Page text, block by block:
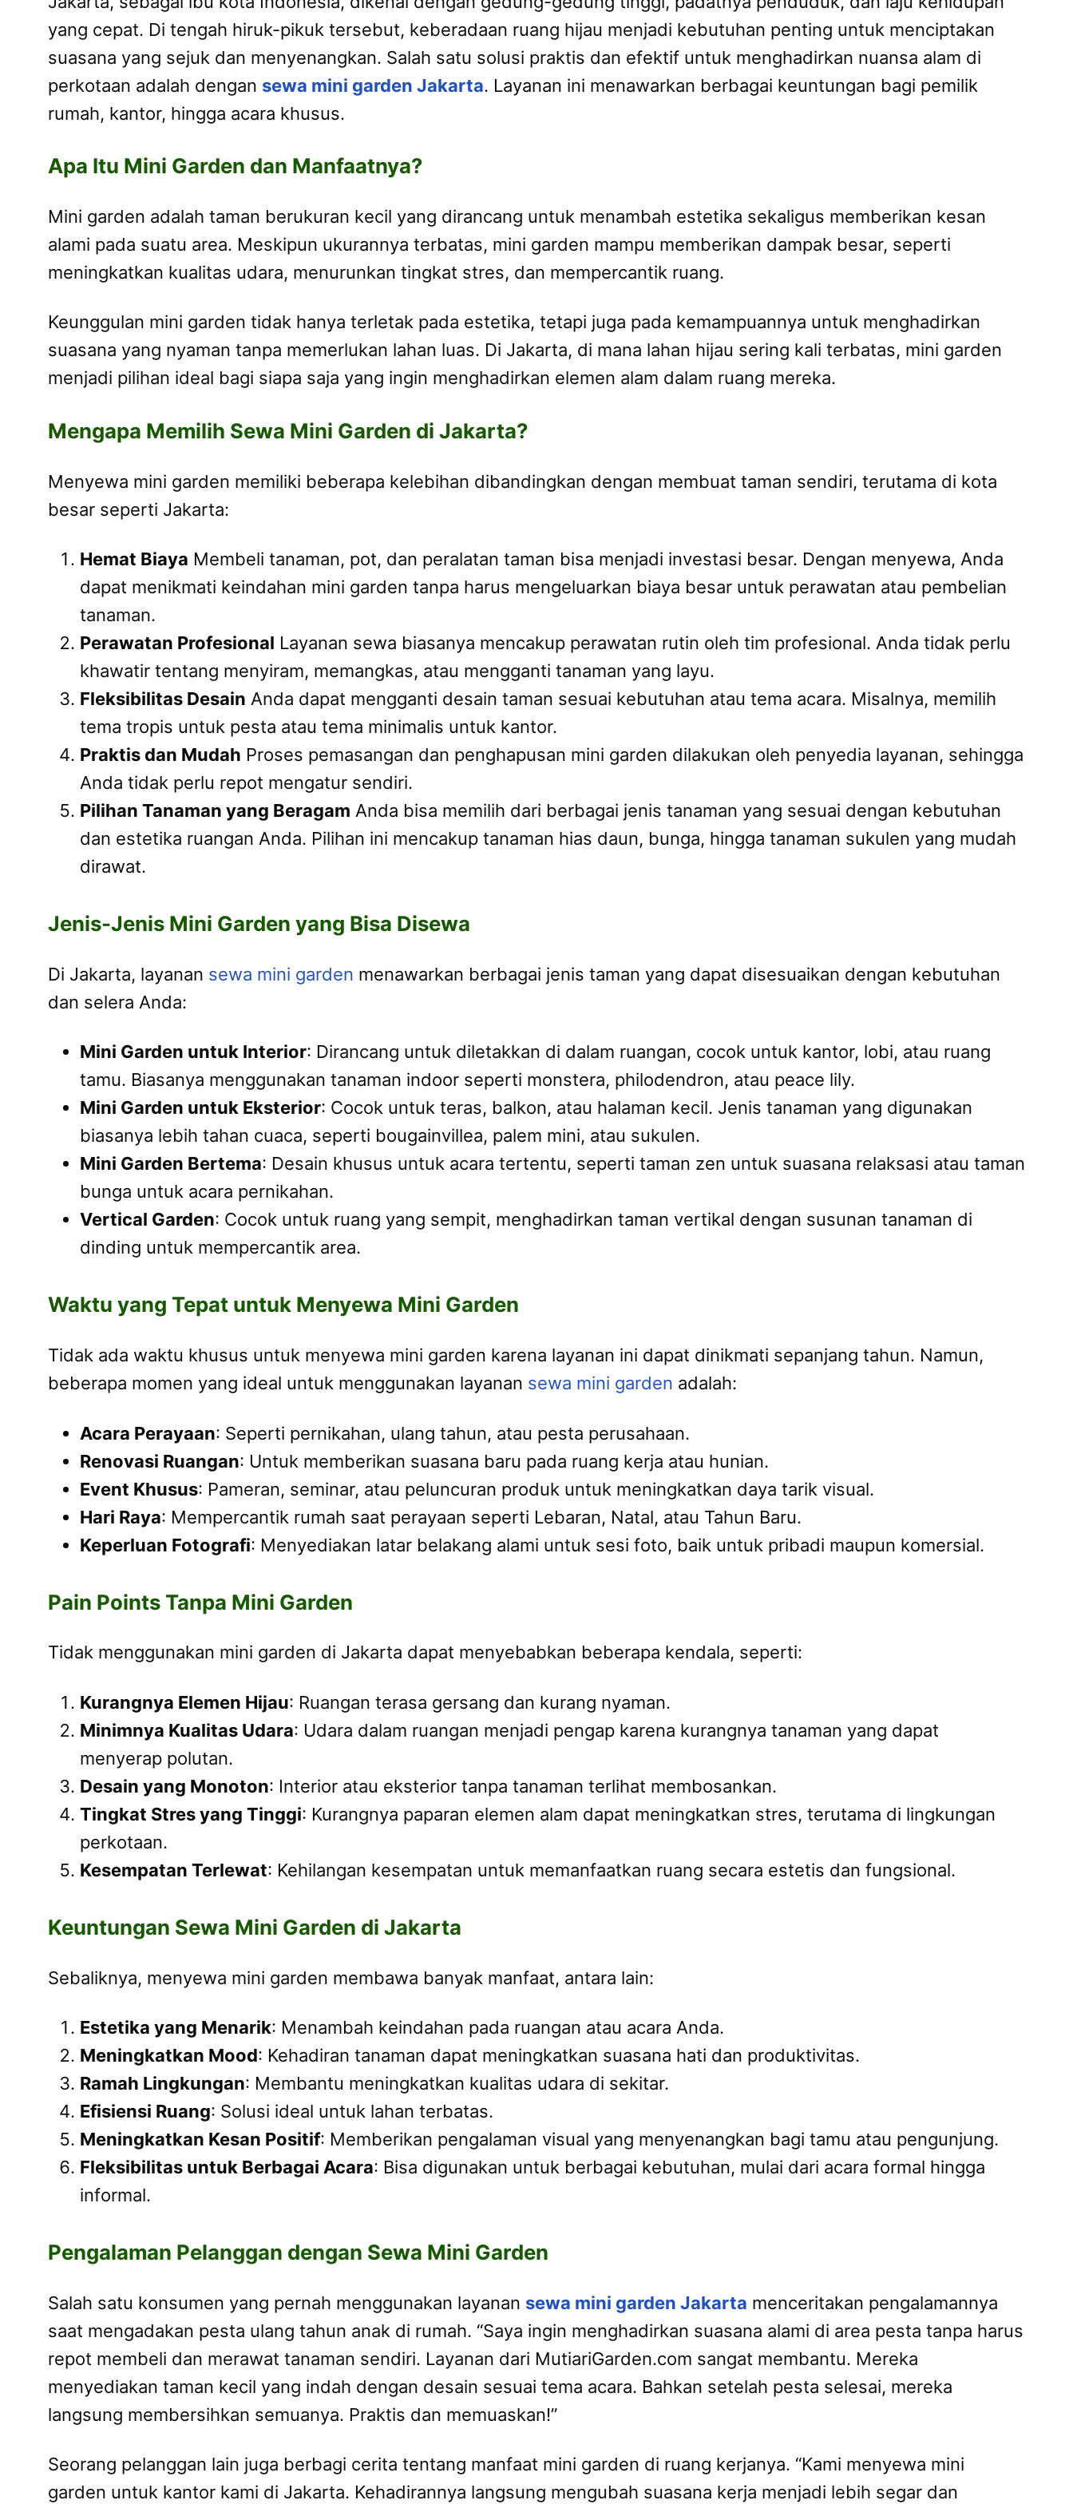
yang cepat. Di tengah hiruk-pikuk tersebut, keberadaan ruang hijau menjadi kebutuhan penting untuk menciptakan
suasana yang sejuk dan menyenangkan. Salah satu solusi praktis dan efektif untuk menghadirkan nuansa alam di
perkotaan adalah dengan sewa mini garden Jakarta. Layanan ini menawarkan berbagai keuntungan bagi pemilik
rumah, kantor, hingga acara khusus.
Apa Itu Mini Garden dan Manfaatnya?
Mini garden adalah taman berukuran kecil yang dirancang untuk menambah estetika sekaligus memberikan kesan
alami pada suatu area. Meskipun ukurannya terbatas, mini garden mampu memberikan dampak besar, seperti
meningkatkan kualitas udara, menurunkan tingkat stres, dan mempercantik ruang.
Keunggulan mini garden tidak hanya terletak pada estetika, tetapi juga pada kemampuannya untuk menghadirkan
suasana yang nyaman tanpa memerlukan lahan luas. Di Jakarta, di mana lahan hijau sering kali terbatas, mini garden
menjadi pilihan ideal bagi siapa saja yang ingin menghadirkan elemen alam dalam ruang mereka.
Mengapa Memilih Sewa Mini Garden di Jakarta?
Menyewa mini garden memiliki beberapa kelebihan dibandingkan dengan membuat taman sendiri, terutama di kota
besar seperti Jakarta:
Hemat Biaya Membeli tanaman, pot, dan peralatan taman bisa menjadi investasi besar. Dengan menyewa, Anda
dapat menikmati keindahan mini garden tanpa harus mengeluarkan biaya besar untuk perawatan atau pembelian
tanaman.
Perawatan Profesional Layanan sewa biasanya mencakup perawatan rutin oleh tim profesional. Anda tidak perlu
khawatir tentang menyiram, memangkas, atau mengganti tanaman yang layu.
Fleksibilitas Desain Anda dapat mengganti desain taman sesuai kebutuhan atau tema acara. Misalnya, memilih
tema tropis untuk pesta atau tema minimalis untuk kantor.
Praktis dan Mudah Proses pemasangan dan penghapusan mini garden dilakukan oleh penyedia layanan, sehingga
Anda tidak perlu repot mengatur sendiri.
Pilihan Tanaman yang Beragam Anda bisa memilih dari berbagai jenis tanaman yang sesuai dengan kebutuhan
dan estetika ruangan Anda. Pilihan ini mencakup tanaman hias daun, bunga, hingga tanaman sukulen yang mudah
dirawat.
Jenis-Jenis Mini Garden yang Bisa Disewa
Di Jakarta, layanan sewa mini garden menawarkan berbagai jenis taman yang dapat disesuaikan dengan kebutuhan
dan selera Anda:
Mini Garden untuk Interior: Dirancang untuk diletakkan di dalam ruangan, cocok untuk kantor, lobi, atau ruang
tamu. Biasanya menggunakan tanaman indoor seperti monstera, philodendron, atau peace lily.
Mini Garden untuk Eksterior: Cocok untuk teras, balkon, atau halaman kecil. Jenis tanaman yang digunakan
biasanya lebih tahan cuaca, seperti bougainvillea, palem mini, atau sukulen.
Mini Garden Bertema: Desain khusus untuk acara tertentu, seperti taman zen untuk suasana relaksasi atau taman
bunga untuk acara pernikahan.
Vertical Garden: Cocok untuk ruang yang sempit, menghadirkan taman vertikal dengan susunan tanaman di
dinding untuk mempercantik area.
Waktu yang Tepat untuk Menyewa Mini Garden
Tidak ada waktu khusus untuk menyewa mini garden karena layanan ini dapat dinikmati sepanjang tahun. Namun,
beberapa momen yang ideal untuk menggunakan layanan sewa mini garden adalah:
Acara Perayaan: Seperti pernikahan, ulang tahun, atau pesta perusahaan.
Renovasi Ruangan: Untuk memberikan suasana baru pada ruang kerja atau hunian.
Event Khusus: Pameran, seminar, atau peluncuran produk untuk meningkatkan daya tarik visual.
Hari Raya: Mempercantik rumah saat perayaan seperti Lebaran, Natal, atau Tahun Baru.
Keperluan Fotografi: Menyediakan latar belakang alami untuk sesi foto, baik untuk pribadi maupun komersial.
Pain Points Tanpa Mini Garden
Tidak menggunakan mini garden di Jakarta dapat menyebabkan beberapa kendala, seperti:
Kurangnya Elemen Hijau: Ruangan terasa gersang dan kurang nyaman.
Minimnya Kualitas Udara: Udara dalam ruangan menjadi pengap karena kurangnya tanaman yang dapat
menyerap polutan.
Desain yang Monoton: Interior atau eksterior tanpa tanaman terlihat membosankan.
Tingkat Stres yang Tinggi: Kurangnya paparan elemen alam dapat meningkatkan stres, terutama di lingkungan
perkotaan.
Kesempatan Terlewat: Kehilangan kesempatan untuk memanfaatkan ruang secara estetis dan fungsional.
Keuntungan Sewa Mini Garden di Jakarta
Sebaliknya, menyewa mini garden membawa banyak manfaat, antara lain:
Estetika yang Menarik: Menambah keindahan pada ruangan atau acara Anda.
Meningkatkan Mood: Kehadiran tanaman dapat meningkatkan suasana hati dan produktivitas.
Ramah Lingkungan: Membantu meningkatkan kualitas udara di sekitar.
Efisiensi Ruang: Solusi ideal untuk lahan terbatas.
Meningkatkan Kesan Positif: Memberikan pengalaman visual yang menyenangkan bagi tamu atau pengunjung.
Fleksibilitas untuk Berbagai Acara: Bisa digunakan untuk berbagai kebutuhan, mulai dari acara formal hingga
informal.
Pengalaman Pelanggan dengan Sewa Mini Garden
Salah satu konsumen yang pernah menggunakan layanan sewa mini garden Jakarta menceritakan pengalamannya
saat mengadakan pesta ulang tahun anak di rumah. “Saya ingin menghadirkan suasana alami di area pesta tanpa harus
repot membeli dan merawat tanaman sendiri. Layanan dari MutiariGarden.com sangat membantu. Mereka
menyediakan taman kecil yang indah dengan desain sesuai tema acara. Bahkan setelah pesta selesai, mereka
langsung membersihkan semuanya. Praktis dan memuaskan!”
Seorang pelanggan lain juga berbagi cerita tentang manfaat mini garden di ruang kerjanya. “Kami menyewa mini
garden untuk kantor kami di Jakarta. Kehadirannya langsung mengubah suasana kerja menjadi lebih segar dan